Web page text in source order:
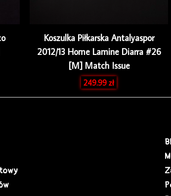
Koszulka Piłkarska Antalyaspor
2012/13 Home Lamine Diarra #26
[M] Match Issue
249.99zł